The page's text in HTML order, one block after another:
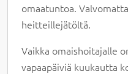
omaatuntoa.
heitteillejätöltä.
Vaikka omaishoitajalle
vapaapäiviä kuukautta